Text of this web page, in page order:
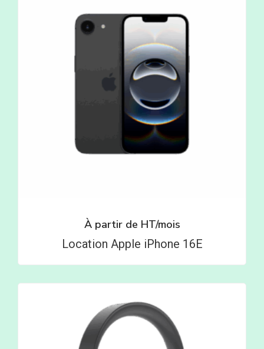
À partir de HT/mois
Location Apple iPhone 16E